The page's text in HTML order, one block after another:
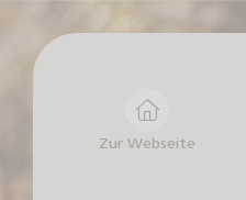
Zur Webseite